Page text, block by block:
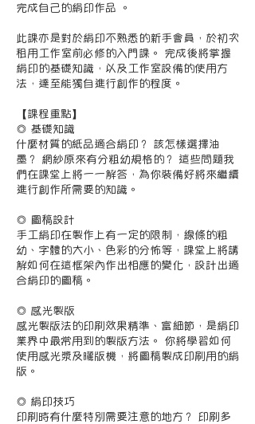
完成自己的絹印作品 。
此課亦是對於絹印不熟悉的新手會員，於初次
租用工作室前必修的入門課。 完成後將掌握
絹印的基礎知識，以及工作室設備的使用方
法，達至能獨自進行創作的程度。
【課程重點】
◎ 基礎知識
什麼材質的紙品適合絹印？ 該怎樣選擇油
墨？ 網紗原來有分粗幼規格的？ 這些問題我
們在課堂上將一一解答，為你裝備好將來繼續
進行創作所需要的知識。
◎ 圖稿設計
手工絹印在製作上有一定的限制，線條的粗
幼、字體的大小、色彩的分怖等，課堂上將講
解如何在這框架內作出相應的變化，設計出適
合絹印的圖稿。
◎ 感光製版
感光製版法的印刷效果精準、富細節，是絹印
業界中最常用到的製版方法。 你將學習如何
使用感光漿及曬版機，將圖稿製成印刷用的絹
版。
◎ 絹印技巧
印刷時有什麼特別需要注意的地方？ 印刷多